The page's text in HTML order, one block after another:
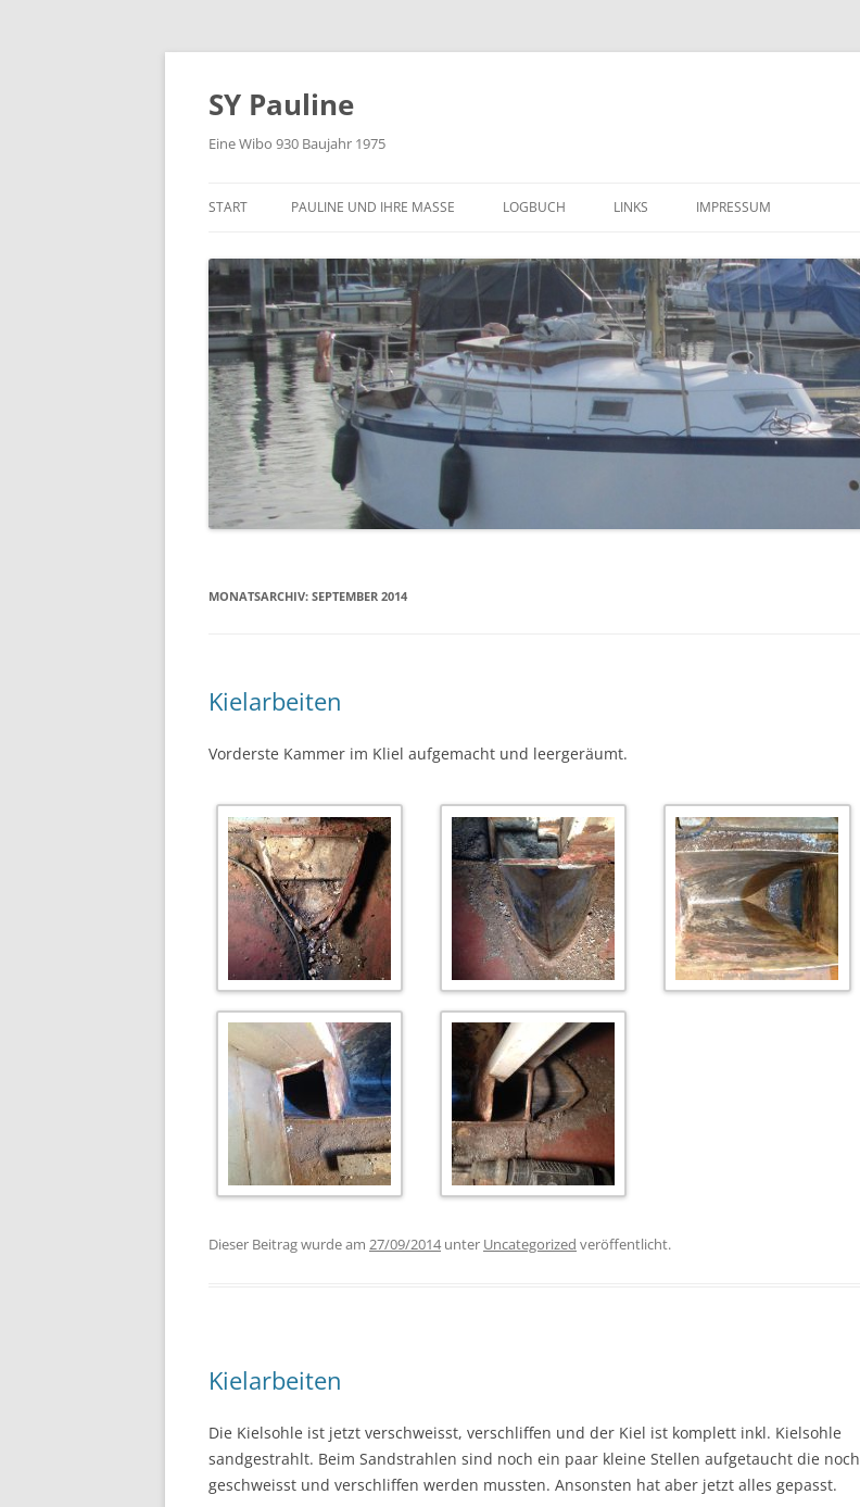
Zum
SY Pauline
Eine Wibo 930 Baujahr 1975
START PAULINE UND IHRE MASSE LOGBUCH
WEITERE IMPRESSIONEN ( APRIL –
JUNI 2014 )
DER TRANSPORT IN DIE
HEIMISCHE SCHEUNE (30. JUNI
2014)
LINKS IMPRESSUM
MONATSARCHIV: SEPTEMBER 2014
Kielarbeiten
Vorderste Kammer im Kliel aufgemacht und leergeräumt.
Dieser Beitrag wurde am 27/09/2014unter Uncategorized veröffentlicht.
Kielarbeiten
Die Kielsohle ist jetzt verschweisst, verschliffen und der Kiel ist komplett inkl. Kielsohle
sandgestrahlt. Beim Sandstrahlen sind noch ein paar kleine Stellen aufgetaucht die noch
geschweisst und verschliffen werden mussten. Ansonsten hat aber jetzt alles gepasst.